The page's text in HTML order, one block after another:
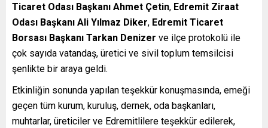
Ticaret Odası Başkanı Ahmet Çetin, Edremit Ziraat
Odası Başkanı Ali Yılmaz Diker, Edremit Ticaret
Borsası Başkanı Tarkan Denizer ve ilçe protokolü ile
çok sayıda vatandaş, üretici ve sivil toplum temsilcisi
şenlikte bir araya geldi.
Etkinliğin sonunda yapılan teşekkür konuşmasında, emeği
geçen tüm kurum, kuruluş, dernek, oda başkanları,
muhtarlar, üreticiler ve Edremitlilere teşekkür edilerek,